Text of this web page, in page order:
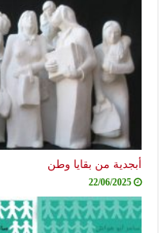
أبجدية من بقايا وطن
22/06/2025